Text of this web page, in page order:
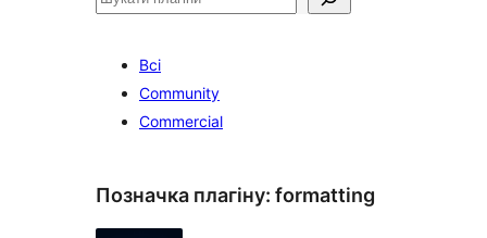
Всі
Community
Commercial
Позначка плагіну: formatting